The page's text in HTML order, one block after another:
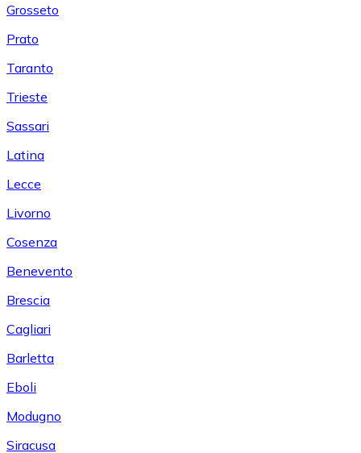
Grosseto
Prato
Taranto
Trieste
Sassari
Latina
Lecce
Livorno
Cosenza
Benevento
Brescia
Cagliari
Barletta
Eboli
Modugno
Siracusa